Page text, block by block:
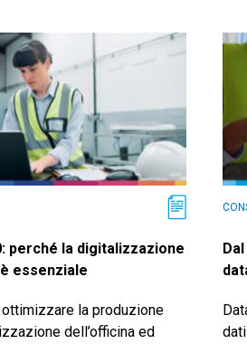
perché la digitalizzazione
essenziale
la produzione
dell’officina ed